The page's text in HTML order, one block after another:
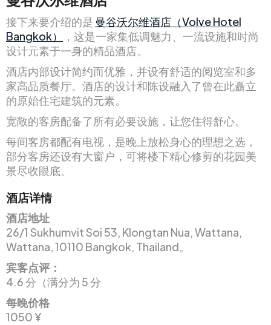
接下来要介绍的是 曼谷沃尔维酒店（Volve Hotel
Bangkok）
，这是一家集低调魅力、一流设施和时尚
设计元素于一身的精品酒店。
酒店内部设计简约而优雅，并设有舒适的阅览室和多
家高品质餐厅。酒店的设计和陈设融入了曾在此矗立
的原始住宅建筑的元素。
宽敞的客房配备了所有必要设施，让您住得舒心。
每间客房都配有电视，是晚上放松身心的理想之选，
部分客房还设有大窗户，可将楼下精心修剪的花园美
景尽收眼底。
酒店详情
酒店地址
26/1 Sukhumvit Soi 53, Klongtan Nua, Wattana,
Wattana, 10110 Bangkok, Thailand。
宾客点评：
4.6 分（满分为 5 分
每晚价格
1050 ¥